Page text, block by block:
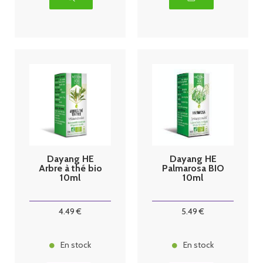
Dayang HE
Arbre à thé bio
10ml
4.49 €
En stock
Dayang HE
Palmarosa BIO
10ml
5.49 €
En stock